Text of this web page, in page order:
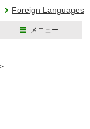
Foreign Languages
メニュー